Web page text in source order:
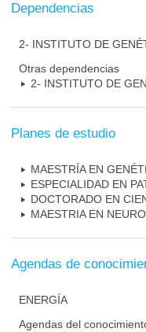
Dependencias
2- INSTITUTO DE
Otras dependencias
2- INSTITUTO DE
Planes de estudio
MAESTRÍA EN
ESPECIALIDAD EN
DOCTORADO EN
MAESTRIA EN
Agendas de
ENERGÍA
Agendas del